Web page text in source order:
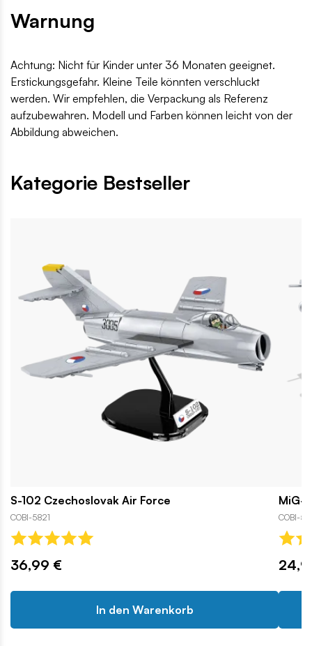
Warnung
Achtung: Nicht für Kinder unter 36 Monaten geeignet.
Erstickungsgefahr. Kleine Teile könnten verschluckt
werden. Wir empfehlen, die Verpackung als Referenz
aufzubewahren. Modell und Farben können leicht von der
Abbildung abweichen.
Kategorie Bestseller
S-102 Czechoslovak Air Force
COBI-5821
36,99 €
In den Warenkorb
MiG-
COBI-